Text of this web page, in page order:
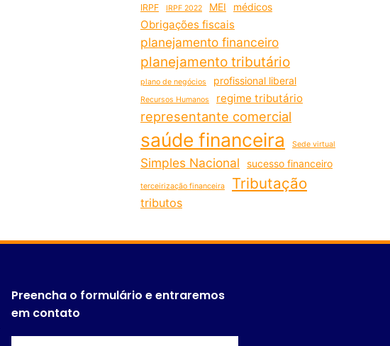
IRPF IRPF 2022 MEI médicos
Obrigações fiscais
planejamento financeiro
planejamento tributário
plano de negócios profissional liberal
Recursos Humanos regime tributário
representante comercial
saúde financeira Sede virtual
Simples Nacional sucesso financeiro
terceirização financeira Tributação
tributos
Preencha o formulário e entraremos
em contato